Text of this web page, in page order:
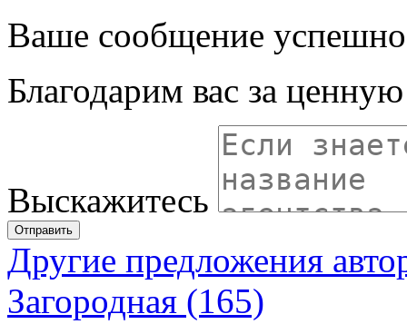
Ваше сообщение успешно
Благодарим вас за
Выскажитесь
Отправить
Другие предложения
Загородная (165)